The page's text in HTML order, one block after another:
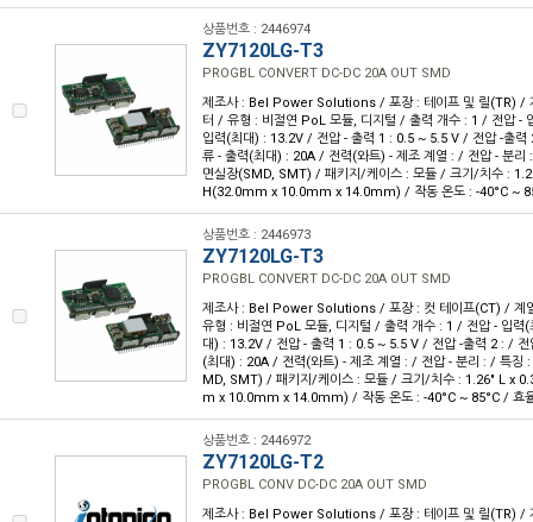
상품번호 : 2446974
ZY7120LG-T3
PROGBL CONVERT DC-DC 20A OUT SMD
제조사 : Bel Power Solutions / 포장 : 테이프 및 릴(TR) /
터 / 유형 : 비절연 PoL 모듈, 디지털 / 출력 개수 : 1 / 전압 -
입력(최대) : 13.2V / 전압 - 출력 1 : 0.5 ~ 5.5 V / 전압 -출
류 - 출력(최대) : 20A / 전력(와트) - 제조 계열 : / 전압 - 분
면실장(SMD, SMT) / 패키지/케이스 : 모듈 / 크기/치수 :
H(32.0mm x 10.0mm x 14.0mm) / 작동 온도 : -40°C ~
상품번호 : 2446973
ZY7120LG-T3
PROGBL CONVERT DC-DC 20A OUT SMD
제조사 : Bel Power Solutions / 포장 : 컷 테이프(CT) / 계
유형 : 비절연 PoL 모듈, 디지털 / 출력 개수 : 1 / 전압 - 입력
대) : 13.2V / 전압 - 출력 1 : 0.5 ~ 5.5 V / 전압 -출력 2 : / 전
(최대) : 20A / 전력(와트) - 제조 계열 : / 전압 - 분리 : / 특징
MD, SMT) / 패키지/케이스 : 모듈 / 크기/치수 : 1.26" L x
m x 10.0mm x 14.0mm) / 작동 온도 : -40°C ~ 85°C / 효
상품번호 : 2446972
ZY7120LG-T2
PROGBL CONV DC-DC 20A OUT SMD
제조사 : Bel Power Solutions / 포장 : 테이프 및 릴(TR) /